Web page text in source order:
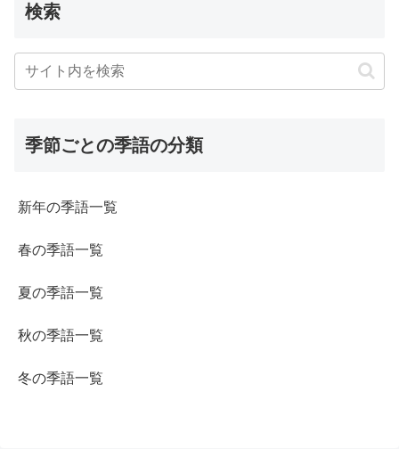
検索
季節ごとの季語の分類
新年の季語一覧
春の季語一覧
夏の季語一覧
秋の季語一覧
冬の季語一覧